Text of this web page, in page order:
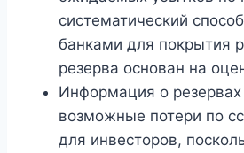
систематический
банками для покрытия
резерва основан на
Информация о резервах
возможные потери по
для инвесторов,